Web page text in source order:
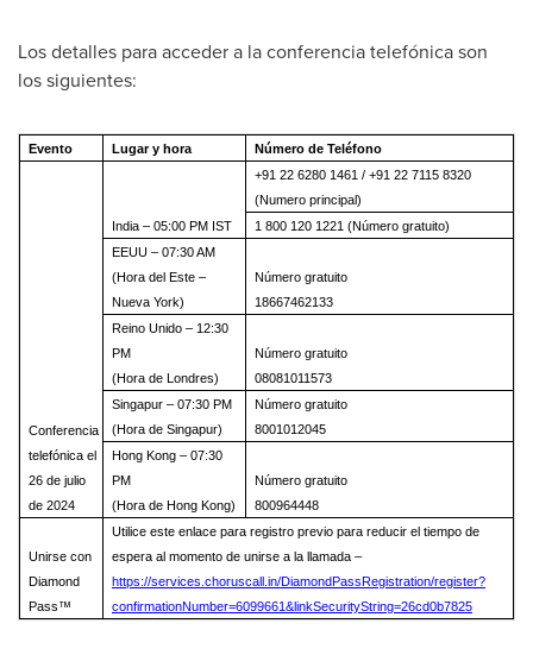
Los detalles para acceder a la conferencia telefónica son
los siguientes:
Evento Lugar y hora Número de Teléfono
Conferencia
telefónica el
26 de julio
de 2024
India – 05:00 PM IST
+91 22 6280 1461 / +91 22 7115 8320
(Numero principal)
1 800 120 1221 (Número gratuito)
EEUU – 07:30 AM
(Hora del Este –
Nueva York)
Número gratuito
18667462133
Reino Unido – 12:30
PM
(Hora de Londres)
Número gratuito
08081011573
Singapur – 07:30 PM
(Hora de Singapur)
Número gratuito
8001012045
Hong Kong – 07:30
PM
(Hora de Hong Kong)
Número gratuito
800964448
Unirse con
Diamond
Pass™
Utilice este enlace para registro previo para reducir el tiempo de
espera al momento de unirse a la llamada –
https://services.choruscall.in/DiamondPassRegistration/register?
confirmationNumber=6099661&linkSecurityString=26cd0b7825